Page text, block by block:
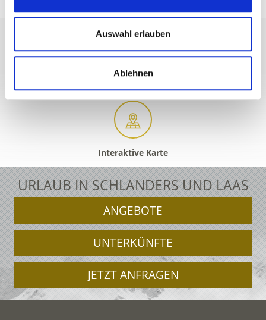
Auswahl erlauben
Ablehnen
+39 0473 73 01 55 info@schlanders-laas.it
Interaktive Karte
URLAUB IN SCHLANDERS UND LAAS
ANGEBOTE
UNTERKÜNFTE
JETZT ANFRAGEN